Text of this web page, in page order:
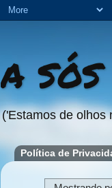
A
('Estamos de olhos
Política de